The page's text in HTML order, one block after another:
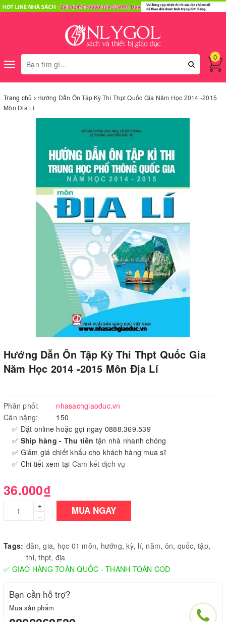
Toggle
navigation
0
Trang chủ
Hướng Dẫn Ôn Tập Kỳ Thi Thpt Quốc Gia Năm Học 2014 -2015
Môn Địa Lí
Hướng Dẫn Ôn Tập Kỳ Thi Thpt Quốc Gia
Năm Học 2014 -2015 Môn Địa Lí
Phân phối:
nhasachgiaoduc.vn
Cân nặng:
150
✅ Đặt online hoặc gọi ngay 0888.369.539
✅ Ship hàng - Thu tiền tận nhà nhanh chóng
✅ Giảm giá chiết khấu cho khách hàng mua sĩ
✅ Chi tiết xem tại Cam kết dịch vụ
36.000₫
+
–
MUA NGAY
Tags: dẫn,gia, học 01 môn, hướng,kỳ, lí, năm, ôn, quốc, tập,
thi,thpt, địa
✅ GIAO HÀNG TOÀN QUỐC - THANH TOÁN COD
Bạn cần hỗ trợ?
Mua sản phẩm